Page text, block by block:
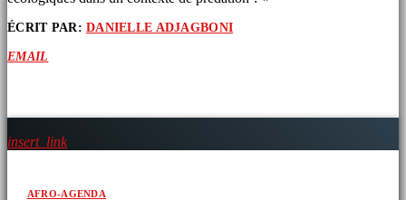
ÉCRIT PAR:DANIELLE ADJAGBONI
EMAIL
insert_link
AFRO-AGENDA